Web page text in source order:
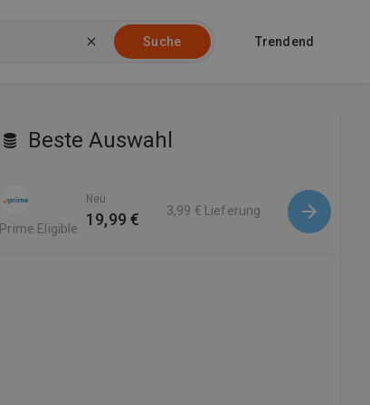
Suche Trendend
Beste Auswahl
Prime Eligible
Neu
19,99 € 3,99 € Lieferung